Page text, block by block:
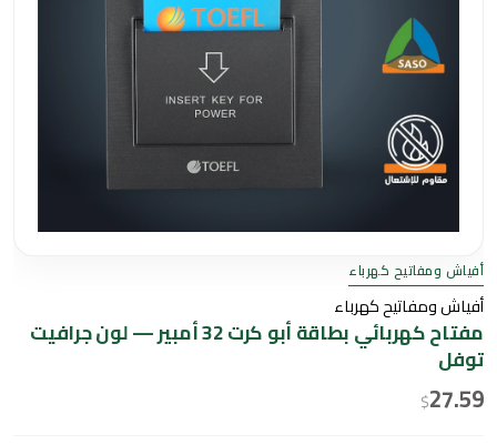
أفياش ومفاتيح كهرباء
أفياش ومفاتيح كهرباء
مفتاح كهربائي بطاقة أبو كرت 32 أمبير — لون جرافيت
توفل
$27.59